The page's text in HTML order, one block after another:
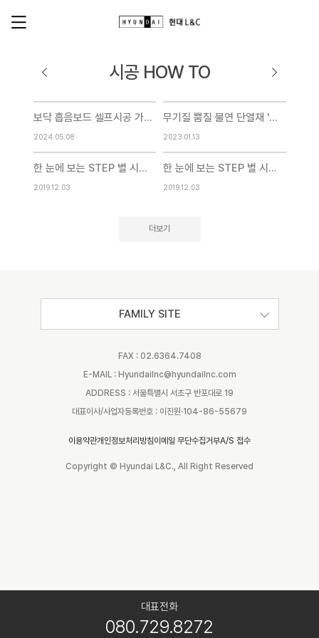
시공 HOW TO
보닥 흡음보드 셀프시공 가이드
2024.05.08
무기질 뿜칠 불연 단열재 '에코스프레이' 시공 영상
2023.01.13
한 눈에 보는 STEP 별 시공 과정 [중문]
2019.12.03
한 눈에 보는 STEP 별 시공 과정 [벽지]
2019.12.03
더보기
FAMILY SITE
FAX : 02.6364.7408
E-MAIL : Hyundailnc@hyundailnc.com
ADDRESS : 서울특별시 서초구 반포대로 19
대표이사/사업자등록번호 : 이진원·104-86-55679
이용약관개인정보처리방침이메일 무단수집거부A/S 접수
Copyright © Hyundai L&C., All Right Reserved
대표전화
080.729.8272